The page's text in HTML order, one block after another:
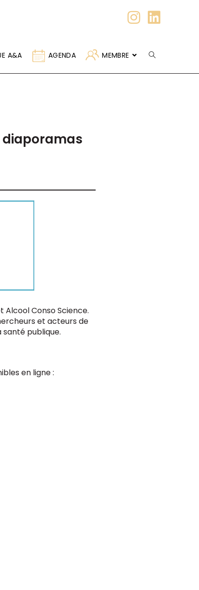
A&A AGENDA MEMBRE
diaporamas
Alcool Conso Science.
et acteurs de
publique.
en ligne :